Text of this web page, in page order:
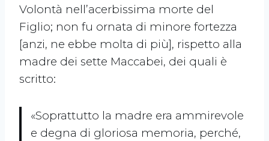
Volontà nell’acerbissima morte del
Figlio; non fu ornata di minore fortezza
[anzi, ne ebbe molta di più], rispetto alla
madre dei sette Maccabei, dei quali è
scritto:
«Soprattutto la madre era ammirevole
e degna di gloriosa memoria, perché,